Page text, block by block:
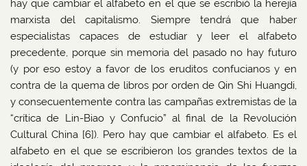
hay que cambiar el alfabeto en el que se escribió la herejía
marxista del capitalismo. Siempre tendrá que haber
especialistas capaces de estudiar y leer el alfabeto
precedente, porque sin memoria del pasado no hay futuro
(y por eso estoy a favor de los eruditos confucianos y en
contra de la quema de libros por orden de Qin Shi Huangdi,
y consecuentemente contra las campañas extremistas de la
“crítica de Lin-Biao y Confucio” al final de la Revolución
Cultural China [6]). Pero hay que cambiar el alfabeto. Es el
alfabeto en el que se escribieron los grandes textos de la